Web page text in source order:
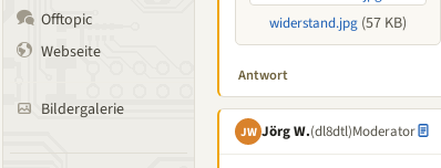
Offtopic
Webseite
Bildergalerie
widerstand.jpg (57 KB)
Antwort
JW Jörg W.(dl8dtl)Moderator